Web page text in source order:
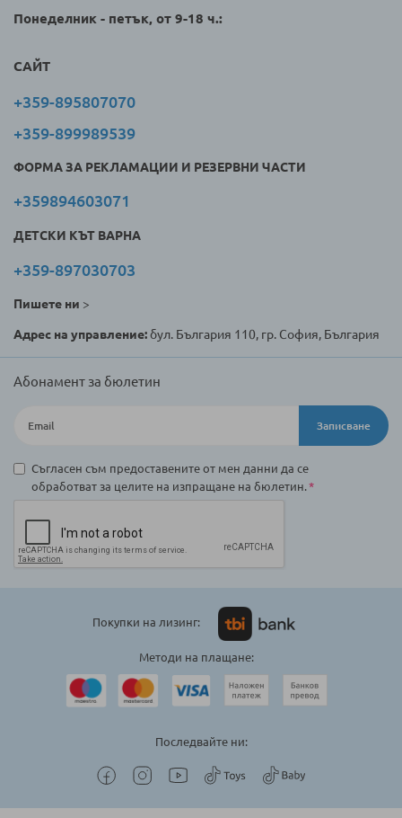
Понеделник - петък, от 9-18 ч.:
САЙТ
+359-895807070
+359-899989539
ФОРМА ЗА РЕКЛАМАЦИИ И РЕЗЕРВНИ ЧАСТИ
+359894603071
ДЕТСКИ КЪТ ВАРНА
+359-897030703
Пишете ни >
Адрес на управление:бул. България 110, гр. София, България
Абонамент за бюлетин
Записване
Съгласен съм предоставените от мен данни да се
обработват за целите на изпращане на бюлетин.
Покупки на лизинг:
Методи на плащане:
Последвайте ни: